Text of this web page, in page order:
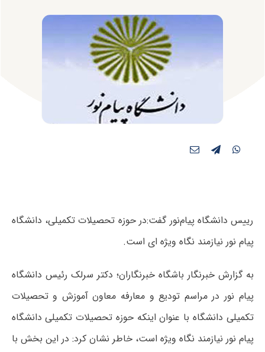
رییس دانشگاه پیام‌نور گفت:در حوزه تحصیلات تکمیلی، دانشگاه
پیام نور نیازمند نگاه ویژه ای است.
به گزارش خبرنگار باشگاه خبرنگاران؛ دکتر سرلک رئیس دانشگاه
پیام نور در مراسم تودیع و معارفه معاون آموزش و تحصیلات
تکمیلی دانشگاه با عنوان اینکه حوزه تحصیلات تکمیلی دانشگاه
پیام نور نیازمند نگاه ویژه است، خاطر نشان کرد: در این بخش با